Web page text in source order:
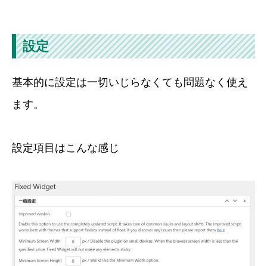
設定
基本的に設定は一切いじらなくても問題なく使え
ます。
設定項目はこんな感じ